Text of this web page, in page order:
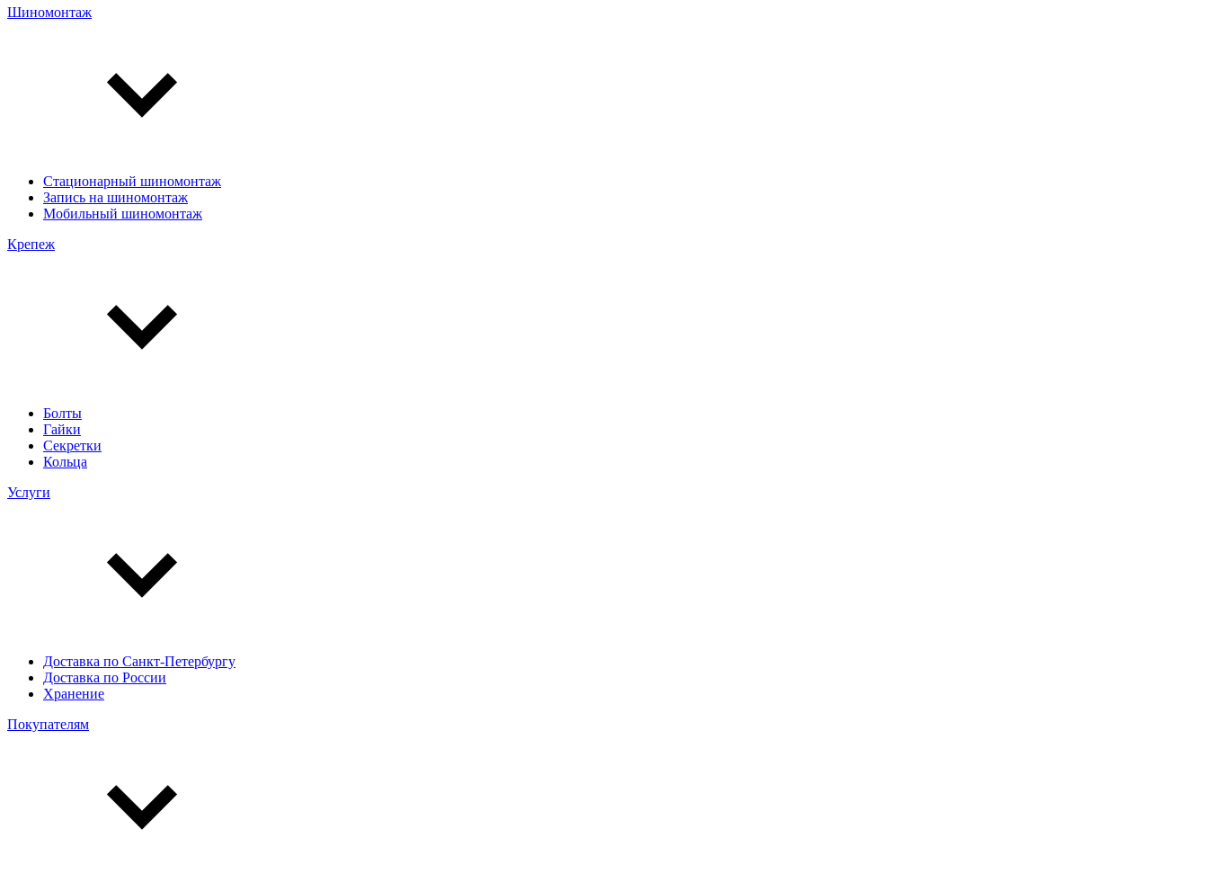
Шиномонтаж
Стационарный шиномонтаж
Запись на шиномонтаж
Мобильный шиномонтаж
Крепеж
Болты
Гайки
Секретки
Кольца
Услуги
Доставка по Санкт-Петербургу
Доставка по России
Хранение
Покупателям